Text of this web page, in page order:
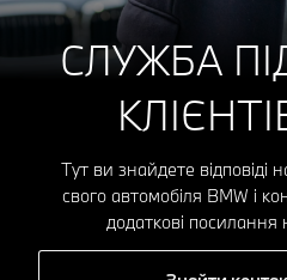
СЛУЖБА
Тут ви знайдете
свого автомобіля BMW і
додаткові посилання